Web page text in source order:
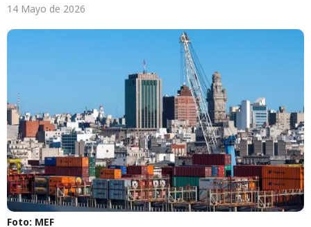
14 Mayo de 2026
Foto: MEF